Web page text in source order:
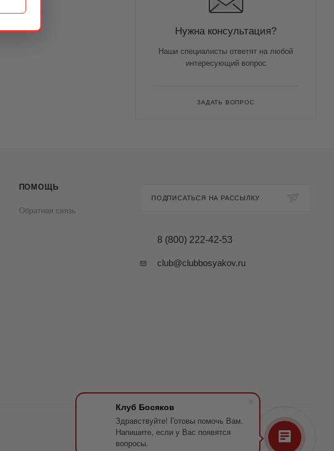
Клуб Босяков
Здравствуйте! Готовы помочь Вам.
Напишите, если у Вас появятся
вопросы.
Нужна консультация?
Наши специалисты ответят на любой
интересующий вопрос
ЗАДАТЬ ВОПРОС
ПОМОЩЬ
Обратная связь
ПОДПИСАТЬСЯ НА РАССЫЛКУ
8 (800) 222-42-53
club@clubbosyakov.ru